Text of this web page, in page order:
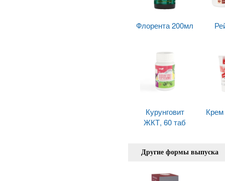
Флорента 200мл
Курунговит
ЖКТ, 60 таб
Другие формы выпуска